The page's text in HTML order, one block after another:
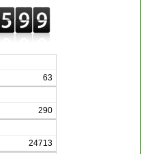
63
290
24713